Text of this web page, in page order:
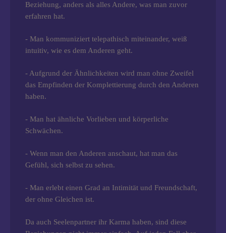
Beziehung, anders als alles Andere, was man zuvor
erfahren hat.
- Man kommuniziert telepathisch miteinander, weiß
intuitiv, wie es dem Anderen geht.
- Aufgrund der Ähnlichkeiten wird man ohne Zweifel
das Empfinden der Komplettierung durch den Anderen
haben.
- Man hat ähnliche Vorlieben und körperliche
Schwächen.
- Wenn man den Anderen anschaut, hat man das
Gefühl, sich selbst zu sehen.
- Man erlebt einen Grad an Intimität und Freundschaft,
der ohne Gleichen ist.
Da auch Seelenpartner ihr Karma haben, sind diese